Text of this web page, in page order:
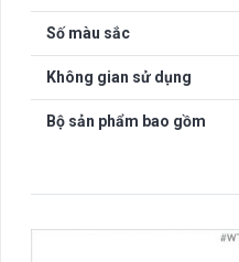
Số màu sắc
Không gian sử dụng
Bộ sản phẩm bao gồm